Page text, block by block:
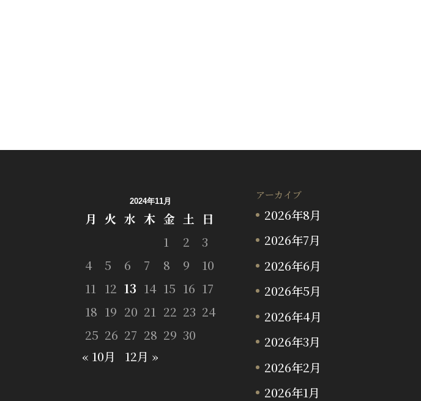
2024年11月
月 火 水 木 金 土
日
1
2
3
4
5 6 7 8 9
10
11
12 13 14 15 16 17
18 19 20 21 22 23 24
25 26 27 28 29 30
« 10月
12月 »
アーカイブ
2026年8月
2026年7月
2026年6月
2026年5月
2026年4月
2026年3月
2026年2月
2026年1月